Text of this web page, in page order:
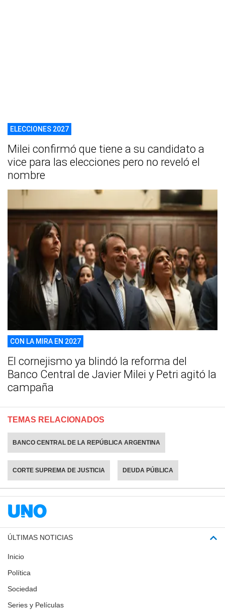
ELECCIONES 2027
Milei confirmó que tiene a su candidato a
vice para las elecciones pero no reveló el
nombre
CON LA MIRA EN 2027
El cornejismo ya blindó la reforma del
Banco Central de Javier Milei y Petri agitó la
campaña
TEMAS RELACIONADOS
BANCO CENTRAL DE LA REPÚBLICA ARGENTINA
CORTE SUPREMA DE JUSTICIA DEUDA PÚBLICA
ÚLTIMAS NOTICIAS
Inicio
Política
Sociedad
Series y Películas